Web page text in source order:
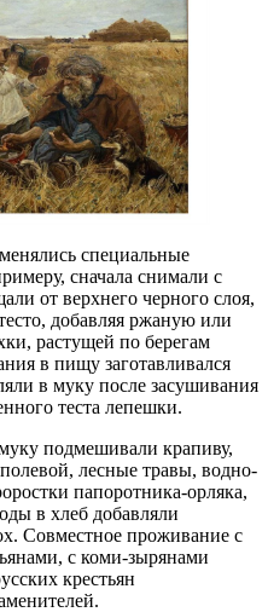
специальные
сначала снимали с
от верхнего черного слоя,
добавляя ржаную или
растущей по берегам
в пищу заготавливался
в муку после засушивания
теста лепешки.
подмешивали крапиву,
лесные травы, водно-
папоротника-орляка,
в хлеб добавляли
Совместное проживание с
с коми-зырянами
крестьян